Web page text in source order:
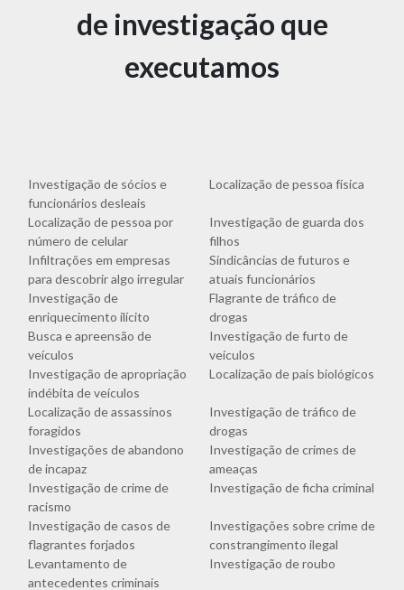
de investigação que
executamos
Investigação de sócios e
funcionários desleais
Localização de pessoa física
Localização de pessoa por
número de celular
Investigação de guarda dos
filhos
Infiltrações em empresas
para descobrir algo irregular
Sindicâncias de futuros e
atuais funcionários
Investigação de
enriquecimento ilícito
Flagrante de tráfico de
drogas
Busca e apreensão de
veículos
Investigação de furto de
veículos
Investigação de apropriação
indébita de veículos
Localização de pais biológicos
Localização de assassinos
foragidos
Investigação de tráfico de
drogas
Investigações de abandono
de incapaz
Investigação de crimes de
ameaças
Investigação de crime de
racismo
Investigação de ficha criminal
Investigação de casos de
flagrantes forjados
Investigações sobre crime de
constrangimento ilegal
Levantamento de
antecedentes criminais
Investigação de roubo